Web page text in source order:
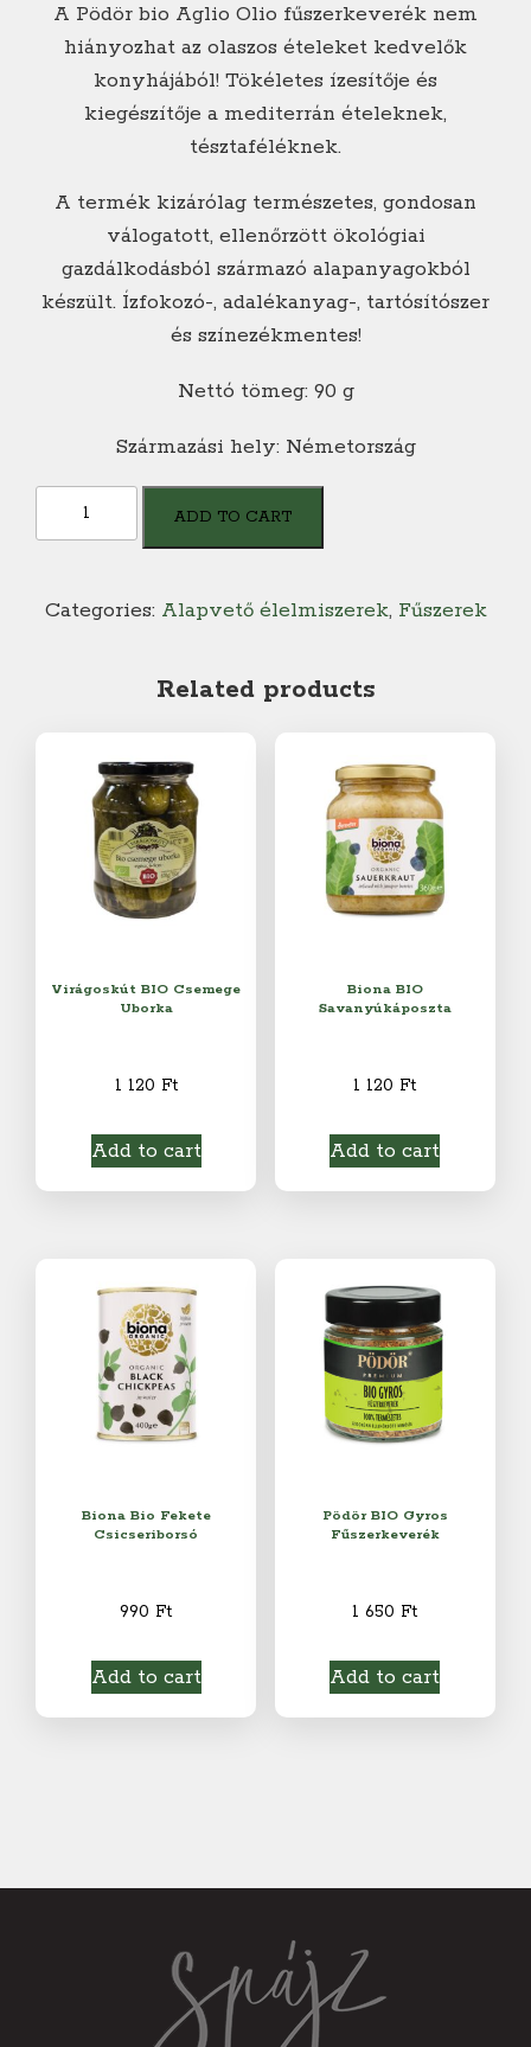
A Pödör bio Aglio Olio fűszerkeverék nem
hiányozhat az olaszos ételeket kedvelők
konyhájából! Tökéletes ízesítője és
kiegészítője a mediterrán ételeknek,
tésztaféléknek.
A termék kizárólag természetes, gondosan
válogatott, ellenőrzött ökológiai
gazdálkodásból származó alapanyagokból
készült. Ízfokozó-, adalékanyag-, tartósítószer
és színezékmentes!
Nettó tömeg: 90 g
Származási hely: Németország
Pödör
BIO
Olio
ADD TO CART
Categories: Alapvető élelmiszerek, Fűszerek
Related products
Virágoskút BIO Csemege
Uborka
1 120 Ft
Add to cart
Biona BIO
Savanyúkáposzta
1 120 Ft
Add to cart
Biona Bio Fekete
Csicseriborsó
990 Ft
Add to cart
Pödör BIO Gyros
Fűszerkeverék
1 650 Ft
Add to cart